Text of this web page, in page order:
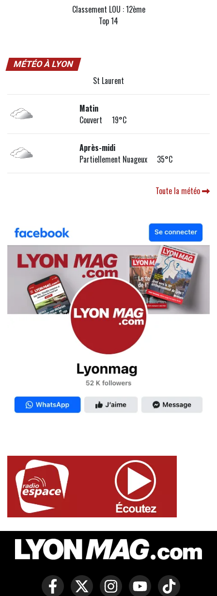
Classement LOU : 12ème
Top 14
MÉTÉO À LYON
St Laurent
Matin
Couvert 19°C
Après-midi
Partiellement Nuageux 35°C
Toute la météo